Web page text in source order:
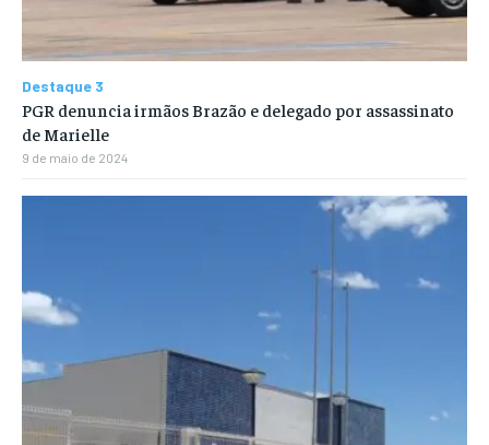
Destaque 3
PGR denuncia irmãos Brazão e delegado por assassinato
de Marielle
9 de maio de 2024